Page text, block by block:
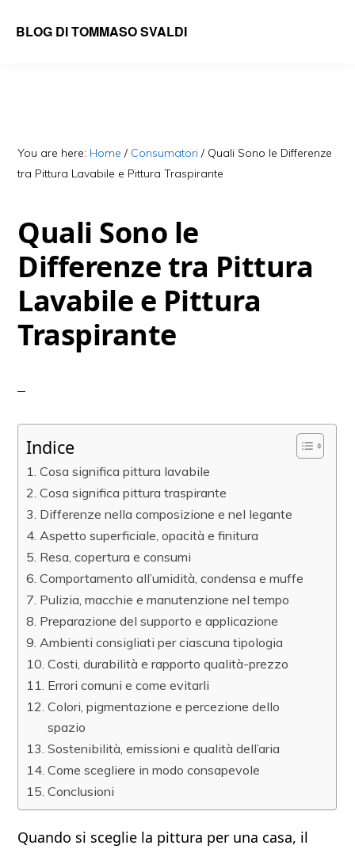
BLOG DI TOMMASO SVALDI
You are here: Home / Consumatori / Quali Sono le Differenze
tra Pittura Lavabile e Pittura Traspirante
Quali Sono le
Differenze tra Pittura
Lavabile e Pittura
Traspirante
Indice
Cosa significa pittura lavabile
Cosa significa pittura traspirante
Differenze nella composizione e nel legante
Aspetto superficiale, opacità e finitura
Resa, copertura e consumi
Comportamento all’umidità, condensa e muffe
Pulizia, macchie e manutenzione nel tempo
Preparazione del supporto e applicazione
Ambienti consigliati per ciascuna tipologia
Costi, durabilità e rapporto qualità-prezzo
Errori comuni e come evitarli
Colori, pigmentazione e percezione dello
spazio
Sostenibilità, emissioni e qualità dell’aria
Come scegliere in modo consapevole
Conclusioni
Quando si sceglie la pittura per una casa, il